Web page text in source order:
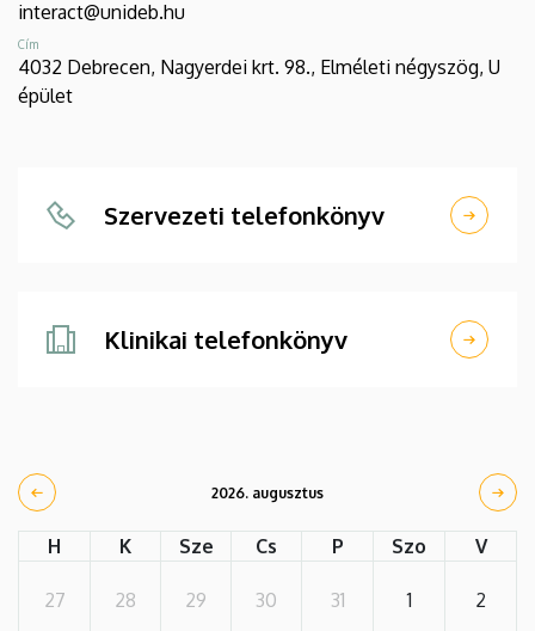
interact@unideb.hu
Cím
4032 Debrecen, Nagyerdei krt. 98., Elméleti négyszög, U
épület
Szervezeti telefonkönyv
Klinikai telefonkönyv
2026. augusztus
H K Sze Cs P Szo V
27 28 29 30 31 1 2